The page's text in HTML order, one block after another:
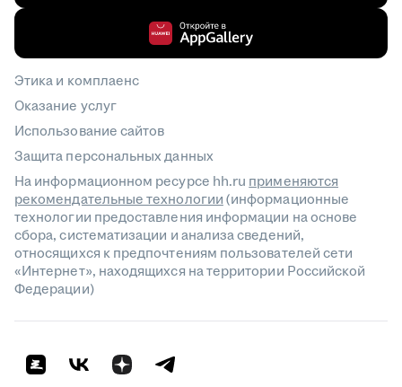
Этика и комплаенс
Оказание услуг
Использование сайтов
Защита персональных данных
На информационном ресурсе hh.ru применяются
рекомендательные технологии(информационные
технологии предоставления информации на основе
сбора, систематизации и анализа сведений,
относящихся к предпочтениям пользователей сети
«Интернет», находящихся на территории Российской
Федерации)